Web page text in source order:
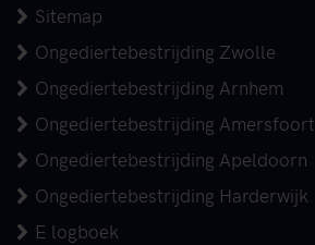
Sitemap
Ongediertebestrijding Zwolle
Ongediertebestrijding Arnhem
Ongediertebestrijding Amersfoort
Ongediertebestrijding Apeldoorn
Ongediertebestrijding Harderwijk
E logboek